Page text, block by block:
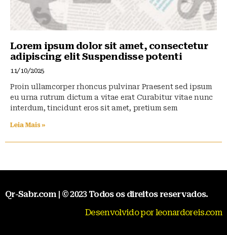
Lorem ipsum dolor sit amet, consectetur
adipiscing elit Suspendisse potenti
11/10/2025
Proin ullamcorper rhoncus pulvinar Praesent sed ipsum
eu urna rutrum dictum a vitae erat Curabitur vitae nunc
interdum, tincidunt eros sit amet, pretium sem
Leia Mais »
Qr-Sabr.com | © 2023 Todos os direitos reservados.
Desenvolvido por leonardoreis.com